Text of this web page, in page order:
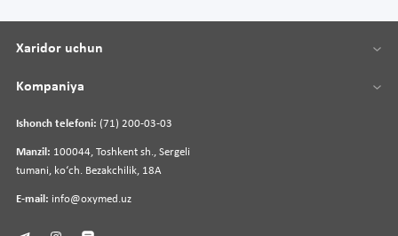
Ishonch telefoni: (71) 200-03-03
Manzil: 100044, Toshkent sh., Sergeli
tumani, koʻch. Bezakchilik, 18A
E-mail: info@oxymed.uz
Xaridor uchun
Kompaniya